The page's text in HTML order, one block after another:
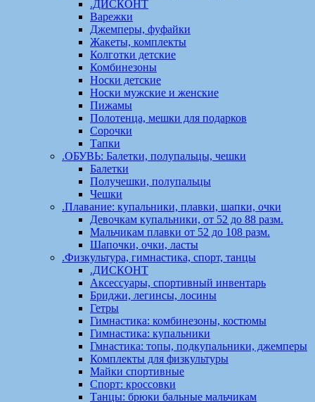
.ДИСКОНТ
Варежки
Джемперы, фуфайки
Жакеты, комплекты
Колготки детские
Комбинезоны
Носки детские
Носки мужские и женские
Пижамы
Полотенца, мешки для подарков
Сорочки
Тапки
.ОБУВЬ: Балетки, полупальцы, чешки
Балетки
Получешки, полупальцы
Чешки
.Плавание: купальники, плавки, шапки, очки
Девочкам купальники, от 52 до 88 разм.
Мальчикам плавки от 52 до 108 разм.
Шапочки, очки, ласты
.Физкультура, гимнастика, спорт, танцы
.ДИСКОНТ
Аксессуары, спортивный инвентарь
Бриджи, легинсы, лосины
Гетры
Гимнастика: комбинезоны, костюмы
Гимнастика: купальники
Гмнастика: топы, подкупальники, джемперы
Комплекты для физкультуры
Майки спортивные
Спорт: кроссовки
Танцы: брюки бальные мальчикам